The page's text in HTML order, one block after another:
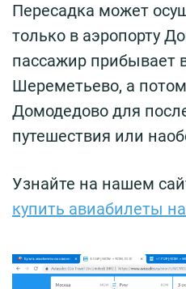
Пересадка может
только в аэропорту
пассажир прибывает
Шереметьево, а
Домодедово для
путешествия или
Узнайте на нашем
купить авиабилеты